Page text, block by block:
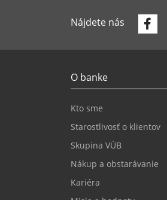
Nájdete nás
O banke
Kto sme
Starostlivosť o klientov
Skupina VÚB
Nákup a obstarávanie
Kariéra